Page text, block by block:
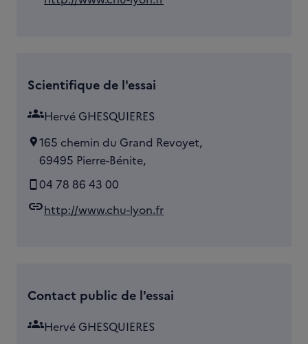
Scientifique de l'essai
groupsHervé GHESQUIERES
165 chemin du Grand Revoyet,
69495 Pierre-Bénite,
04 78 86 43 00
linkhttp://www.chu-lyon.fr
Contact public de l'essai
groupsHervé GHESQUIERES